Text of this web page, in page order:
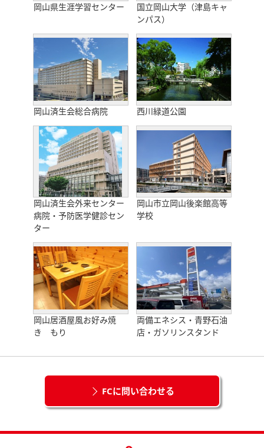
岡山県生涯学習センター
国立岡山大学（津島キャ
ンパス）
岡山済生会総合病院 西川緑道公園
岡山済生会外来センター
病院・予防医学健診セン
ター
岡山市立岡山後楽館高等
学校
岡山居酒屋風お好み焼
き もり
両備エネシス・青野石油
店・ガソリンスタンド
FCに問い合わせる